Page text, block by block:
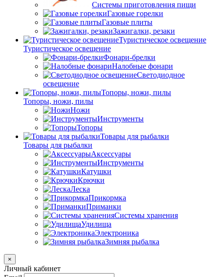
Системы приготовления пищи
Газовые горелки
Газовые плиты
Зажигалки, резаки
Туристическое освещение
Туристическое освещение
Фонари-брелки
Налобные фонари
Светодиодное
освещение
Топоры, ножи, пилы
Топоры, ножи, пилы
Ножи
Инструменты
Топоры
Товары для рыбалки
Товары для рыбалки
Аксессуары
Инструменты
Катушки
Крючки
Леска
Прикормка
Приманки
Системы хранения
Удилища
Электроника
Зимняя рыбалка
×
Личный кабинет